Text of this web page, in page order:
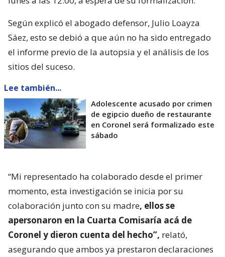
Según explicó el abogado defensor, Julio Loayza
Sáez, esto se debió a que aún no ha sido entregado
el informe previo de la autopsia y el análisis de los
sitios del suceso.
Lee también...
Adolescente acusado por crimen
de egipcio dueño de restaurante
en Coronel será formalizado este
sábado
“Mi representado ha colaborado desde el primer
momento, esta investigación se inicia por su
colaboración junto con su madre, ellos se
apersonaron en la Cuarta Comisaría acá de
Coronel y dieron cuenta del hecho”, relató,
asegurando que ambos ya prestaron declaraciones